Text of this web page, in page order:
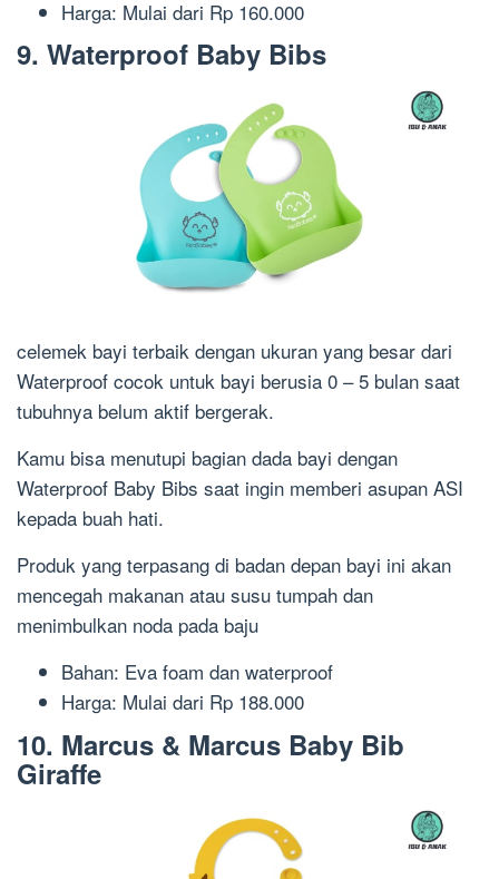
Harga: Mulai dari Rp 160.000
9. Waterproof Baby Bibs
celemek bayi terbaik dengan ukuran yang besar dari
Waterproof cocok untuk bayi berusia 0 – 5 bulan saat
tubuhnya belum aktif bergerak.
Kamu bisa menutupi bagian dada bayi dengan
Waterproof Baby Bibs saat ingin memberi asupan ASI
kepada buah hati.
Produk yang terpasang di badan depan bayi ini akan
mencegah makanan atau susu tumpah dan
menimbulkan noda pada baju
Bahan: Eva foam dan waterproof
Harga: Mulai dari Rp 188.000
10. Marcus & Marcus Baby Bib
Giraffe